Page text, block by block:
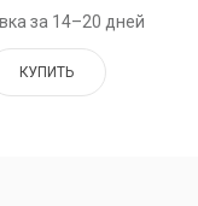
за 14–20 дней
КУПИТЬ